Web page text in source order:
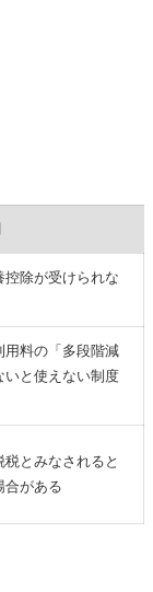
控除が受けられな
用料の「多段階減
いと使えない制度
とみなされると
合がある